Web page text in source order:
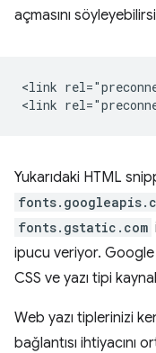
açmasını
<link
Yukarıdaki HTML
fonts.gstatic.com
ipucu veriyor. Google
CSS ve yazı tipi
Web yazı tiplerinizi
bağlantısı ihtiyacını